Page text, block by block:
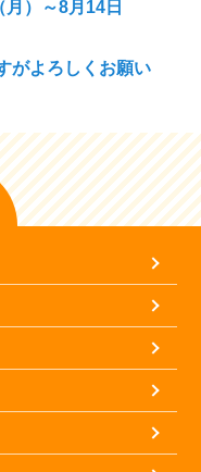
月）～8月14日
がよろしくお願い